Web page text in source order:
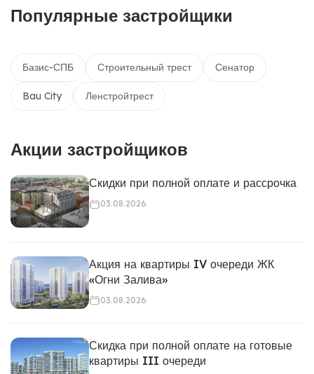
Популярные застройщики
Базис-СПБ Строительный трест Сенатор
Bau City Ленстройтрест
Акции застройщиков
Скидки при полной оплате и рассрочка
03.08.2026
Акция на квартиры IV очереди ЖК
«Огни Залива»
03.08.2026
Скидка при полной оплате на готовые
квартиры III очереди